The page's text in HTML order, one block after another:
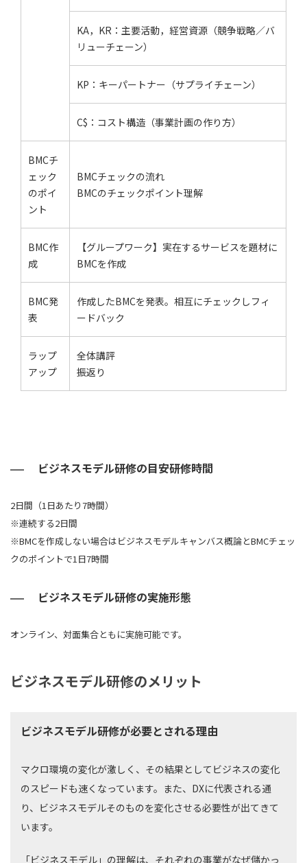
KA，KR：主要活動，経営資源（競争戦略／バ
リューチェーン）
KP：キーパートナー（サプライチェーン）
C$：コスト構造（事業計画の作り方）
BMCチ
ェック
のポイ
ント
BMCチェックの流れ
BMCのチェックポイント理解
BMC作
成
【グループワーク】実在するサービスを題材に
BMCを作成
BMC発
表
作成したBMCを発表。相互にチェックしフィ
ードバック
ラップ
アップ
全体講評
振返り
ビジネスモデル研修の目安研修時間
2日間（1日あたり7時間）
※連続する2日間
※BMCを作成しない場合はビジネスモデルキャンバス概論とBMCチェッ
クのポイントで1日7時間
ビジネスモデル研修の実施形態
オンライン、対面集合ともに実施可能です。
ビジネスモデル研修のメリット
ビジネスモデル研修が必要とされる理由
マクロ環境の変化が激しく、その結果としてビジネスの変化
のスピードも速くなっています。また、DXに代表される通
り、ビジネスモデルそのものを変化させる必要性が出てきて
います。
「ビジネスモデル」の理解は、それぞれの事業がなぜ儲かっ